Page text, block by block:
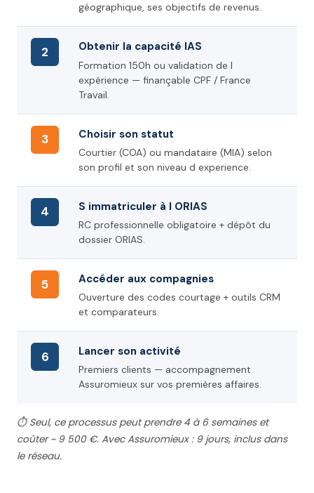
géographique, ses objectifs de revenus.
2 Obtenir la capacité IAS
Formation 150h ou validation de l
expérience — finançable CPF / France
Travail.
3 Choisir son statut
Courtier (COA) ou mandataire (MIA) selon
son profil et son niveau d experience.
4 S immatriculer à l ORIAS
RC professionnelle obligatoire + dépôt du
dossier ORIAS.
5 Accéder aux compagnies
Ouverture des codes courtage + outils CRM
et comparateurs.
6 Lancer son activité
Premiers clients — accompagnement
Assuromieux sur vos premières affaires.
⏱ Seul, ce processus peut prendre 4 à 6 semaines et
coûter ~ 9 500 €. Avec Assuromieux : 9 jours, inclus dans
le réseau.